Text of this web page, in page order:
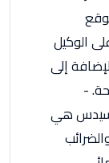
الوكيل
إلى
-
هي